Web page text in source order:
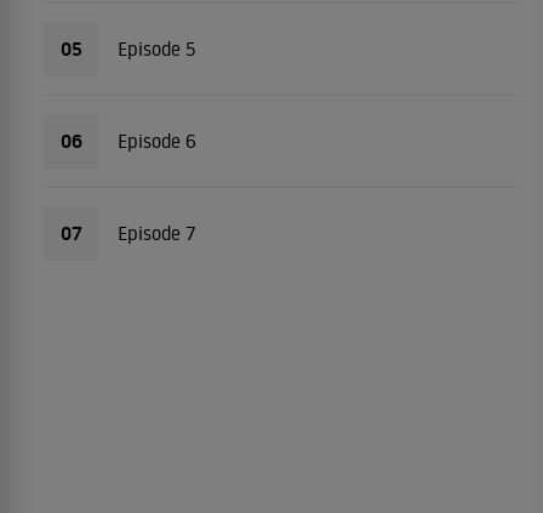
05 Episode 5
06 Episode 6
07 Episode 7